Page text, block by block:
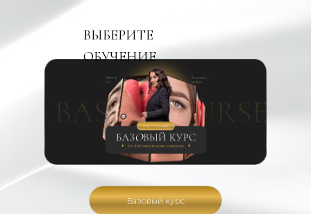
Базовый курс
ВЫБЕРИТЕ
ОБУЧЕНИЕ